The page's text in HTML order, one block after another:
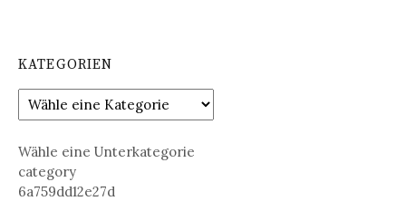
KATEGORIEN
Wähle eine Unterkategorie
category
6a759dd12e27d